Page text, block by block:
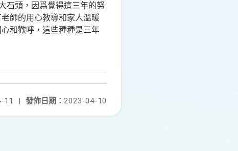
石頭，因爲覺得這三年的努
師的用心教導和家人溫暖
和歡呼，這些種種是三年
發佈日期： 2023-04-10
11 |